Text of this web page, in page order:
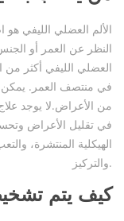
الألم العضلي
النظر عن العمر أو
العضلي الليفي أكثر من
في منتصف العمر. يمكن
من الأعراض.لا يوجد
في تقليل الأعراض
الهيكلية المنتشرة،
والتركيز.
كيف يتم